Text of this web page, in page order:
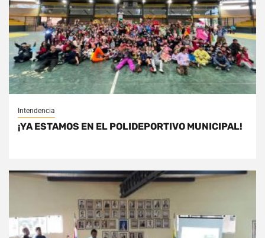
Intendencia
¡YA ESTAMOS EN EL POLIDEPORTIVO MUNICIPAL!